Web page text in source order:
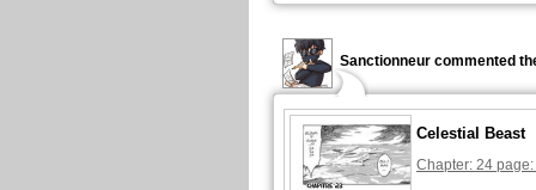
Sanctionneur commented
Celestial Beast
Chapter: 24 page: